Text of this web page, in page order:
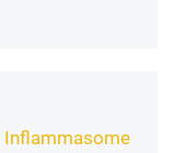
Inflammasome